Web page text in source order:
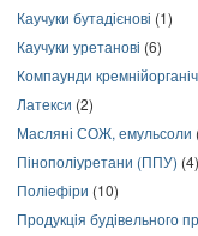
Каучуки бутадієнові (1)
Каучуки уретанові (6)
Компаунди
Латекси (2)
Масляні СОЖ, емульсоли
Пінополіуретани (ППУ) (4)
Поліефіри (10)
Продукція будівельного